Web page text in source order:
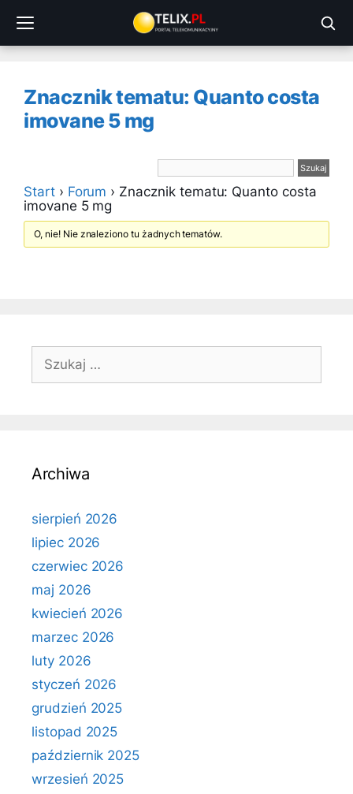
treści
Znacznik tematu: Quanto costa
imovane 5 mg
Start › Forum › Znacznik tematu: Quanto costa
imovane 5 mg
O, nie! Nie znaleziono tu żadnych tematów.
Szukaj:
Archiwa
sierpień 2026
lipiec 2026
czerwiec 2026
maj 2026
kwiecień 2026
marzec 2026
luty 2026
styczeń 2026
grudzień 2025
listopad 2025
październik 2025
wrzesień 2025